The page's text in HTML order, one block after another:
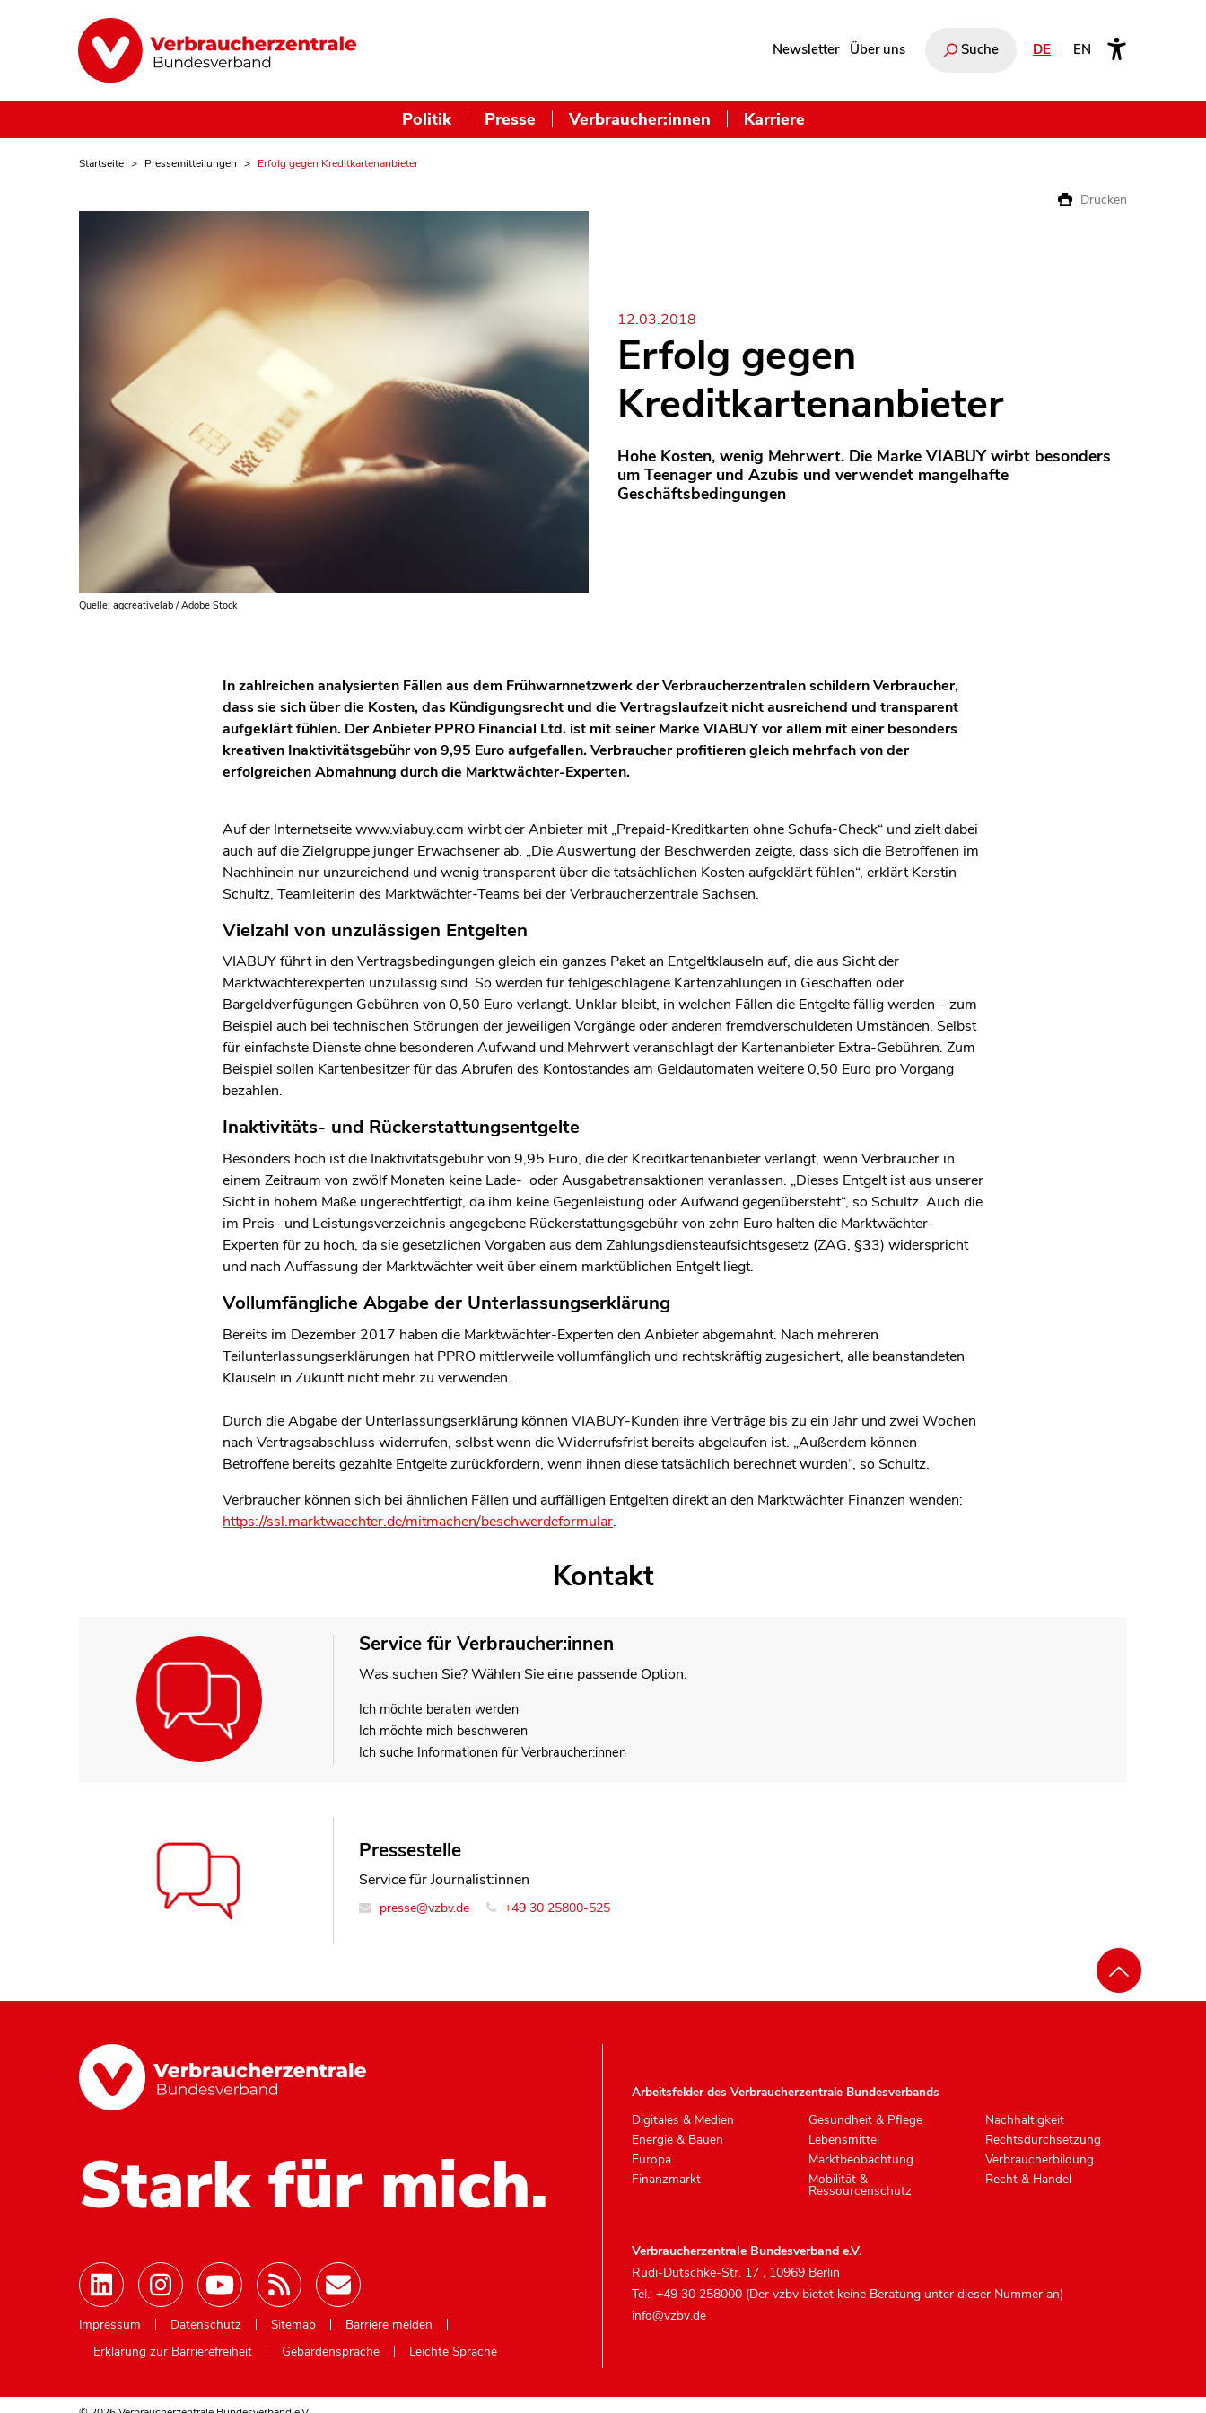
Newsletter Über uns Suche DE EN
Politik Presse Verbraucher:innen Karriere
Startseite Pressemitteilungen Erfolg gegen Kreditkartenanbieter
Drucken
Quelle: agcreativelab / Adobe Stock
12.03.2018
Erfolg gegen
Kreditkartenanbieter
Hohe Kosten, wenig Mehrwert. Die Marke VIABUY wirbt besonders
um Teenager und Azubis und verwendet mangelhafte
Geschäftsbedingungen
In zahlreichen analysierten Fällen aus dem Frühwarnnetzwerk der Verbraucherzentralen schildern Verbraucher,
dass sie sich über die Kosten, das Kündigungsrecht und die Vertragslaufzeit nicht ausreichend und transparent
aufgeklärt fühlen. Der Anbieter PPRO Financial Ltd. ist mit seiner Marke VIABUY vor allem mit einer besonders
kreativen Inaktivitätsgebühr von 9,95 Euro aufgefallen. Verbraucher profitieren gleich mehrfach von der
erfolgreichen Abmahnung durch die Marktwächter-Experten.
Auf der Internetseite www.viabuy.com wirbt der Anbieter mit „Prepaid-Kreditkarten ohne Schufa-Check“ und zielt dabei
auch auf die Zielgruppe junger Erwachsener ab. „Die Auswertung der Beschwerden zeigte, dass sich die Betroffenen im
Nachhinein nur unzureichend und wenig transparent über die tatsächlichen Kosten aufgeklärt fühlen“, erklärt Kerstin
Schultz, Teamleiterin des Marktwächter-Teams bei der Verbraucherzentrale Sachsen.
Vielzahl von unzulässigen Entgelten
VIABUY führt in den Vertragsbedingungen gleich ein ganzes Paket an Entgeltklauseln auf, die aus Sicht der
Marktwächterexperten unzulässig sind. So werden für fehlgeschlagene Kartenzahlungen in Geschäften oder
Bargeldverfügungen Gebühren von 0,50 Euro verlangt. Unklar bleibt, in welchen Fällen die Entgelte fällig werden – zum
Beispiel auch bei technischen Störungen der jeweiligen Vorgänge oder anderen fremdverschuldeten Umständen. Selbst
für einfachste Dienste ohne besonderen Aufwand und Mehrwert veranschlagt der Kartenanbieter Extra-Gebühren. Zum
Beispiel sollen Kartenbesitzer für das Abrufen des Kontostandes am Geldautomaten weitere 0,50 Euro pro Vorgang
bezahlen.
Inaktivitäts- und Rückerstattungsentgelte
Besonders hoch ist die Inaktivitätsgebühr von 9,95 Euro, die der Kreditkartenanbieter verlangt, wenn Verbraucher in
einem Zeitraum von zwölf Monaten keine Lade- oder Ausgabetransaktionen veranlassen. „Dieses Entgelt ist aus unserer
Sicht in hohem Maße ungerechtfertigt, da ihm keine Gegenleistung oder Aufwand gegenübersteht“, so Schultz. Auch die
im Preis- und Leistungsverzeichnis angegebene Rückerstattungsgebühr von zehn Euro halten die Marktwächter-
Experten für zu hoch, da sie gesetzlichen Vorgaben aus dem Zahlungsdiensteaufsichtsgesetz (ZAG, §33) widerspricht
und nach Auffassung der Marktwächter weit über einem marktüblichen Entgelt liegt.
Vollumfängliche Abgabe der Unterlassungserklärung
Bereits im Dezember 2017 haben die Marktwächter-Experten den Anbieter abgemahnt. Nach mehreren
Teilunterlassungserklärungen hat PPRO mittlerweile vollumfänglich und rechtskräftig zugesichert, alle beanstandeten
Klauseln in Zukunft nicht mehr zu verwenden.
Durch die Abgabe der Unterlassungserklärung können VIABUY-Kunden ihre Verträge bis zu ein Jahr und zwei Wochen
nach Vertragsabschluss widerrufen, selbst wenn die Widerrufsfrist bereits abgelaufen ist. „Außerdem können
Betroffene bereits gezahlte Entgelte zurückfordern, wenn ihnen diese tatsächlich berechnet wurden“, so Schultz.
Verbraucher können sich bei ähnlichen Fällen und auffälligen Entgelten direkt an den Marktwächter Finanzen wenden:
https://ssl.marktwaechter.de/mitmachen/beschwerdeformular.
Kontakt
Service für Verbraucher:innen
Was suchen Sie? Wählen Sie eine passende Option:
Ich möchte beraten werden
Ich möchte mich beschweren
Ich suche Informationen für Verbraucher:innen
Pressestelle
Service für Journalist:innen
presse@vzbv.de +49 30 25800-525
Stark für mich.
Mastodon
Impressum Datenschutz Sitemap
Barriere melden
Erklärung zur Barrierefreiheit
Gebärdensprache Leichte Sprache
Arbeitsfelder des Verbraucherzentrale Bundesverbands
Digitales & Medien
Energie & Bauen
Europa
Finanzmarkt
Gesundheit & Pflege
Lebensmittel
Marktbeobachtung
Mobilität &
Ressourcenschutz
Nachhaltigkeit
Rechtsdurchsetzung
Verbraucherbildung
Recht & Handel
Verbraucherzentrale Bundesverband e.V.
Rudi-Dutschke-Str. 17 , 10969 Berlin
Tel.: +49 30 258000 (Der vzbv bietet keine Beratung unter dieser Nummer an)
info@vzbv.de